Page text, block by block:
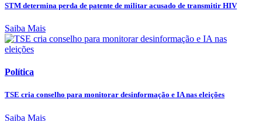
STM determina perda de patente de militar acusado de transmitir HIV
Saiba Mais
Política
TSE cria conselho para monitorar desinformação e IA nas eleições
Saiba Mais